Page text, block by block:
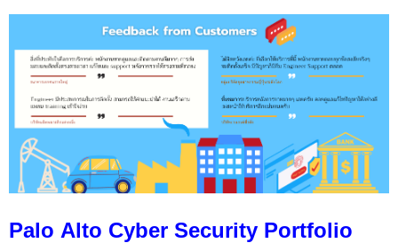
Palo Alto Cyber Security Portfolio